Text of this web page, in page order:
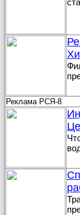
Реклама РСЯ-8